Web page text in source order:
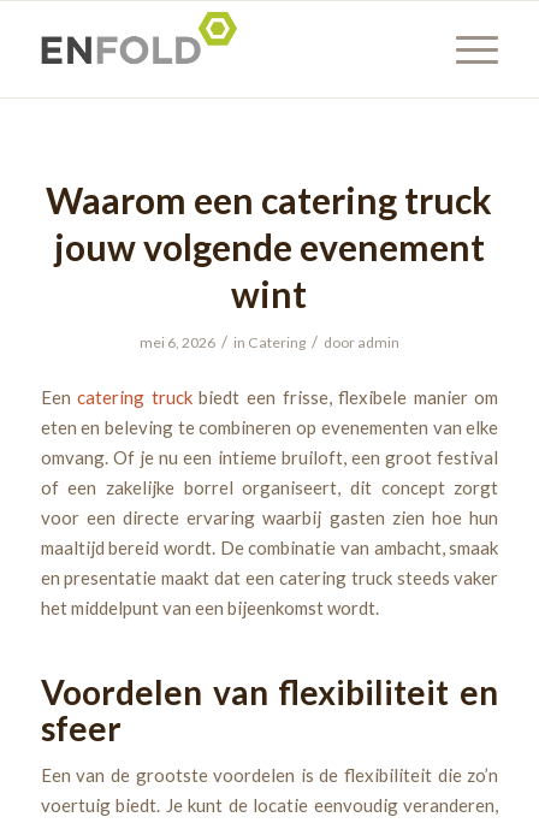
Waarom een catering truck
jouw volgende evenement
wint
mei 6, 2026 / in Catering / door admin
Eencatering truckbiedt een frisse, flexibele manier om
eten en beleving te combineren op evenementen van elke
omvang. Of je nu een intieme bruiloft, een groot festival
of een zakelijke borrel organiseert, dit concept zorgt
voor een directe ervaring waarbij gasten zien hoe hun
maaltijd bereid wordt. De combinatie van ambacht, smaak
en presentatie maakt dat een catering truck steeds vaker
het middelpunt van een bijeenkomst wordt.
Voordelen van flexibiliteit en
sfeer
Een van de grootste voordelen is de flexibiliteit die zo’n
voertuig biedt. Je kunt de locatie eenvoudig veranderen,